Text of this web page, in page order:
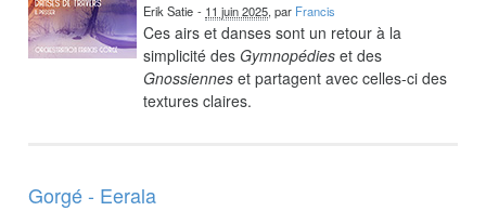
Erik Satie - 11 juin 2025, par Francis
Ces airs et danses sont un retour à la
simplicité desGymnopédies et des
Gnossiennes et partagent avec celles-ci des
textures claires.
Gorgé - Eerala